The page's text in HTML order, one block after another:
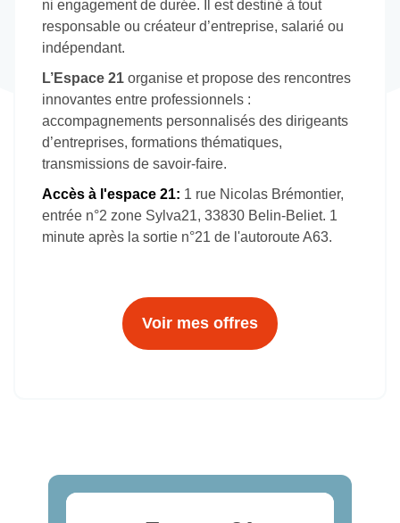
ni engagement de durée. Il est destiné à tout
responsable ou créateur d’entreprise, salarié ou
indépendant.
L’Espace 21 organise et propose des rencontres
innovantes entre professionnels :
accompagnements personnalisés des dirigeants
d’entreprises, formations thématiques,
transmissions de savoir-faire.
Accès à l'espace 21: 1 rue Nicolas Brémontier,
entrée n°2 zone Sylva21, 33830 Belin-Beliet. 1
minute après la sortie n°21 de l'autoroute A63.
Voir mes offres